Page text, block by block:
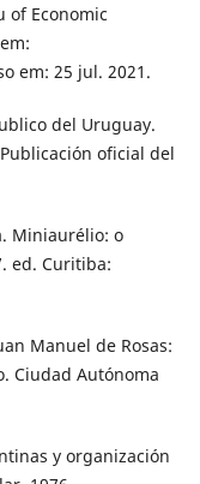
of Economic
em: 25 jul. 2021.
del Uruguay.
oficial del
Miniaurélio: o
ed. Curitiba:
Manuel de Rosas:
Ciudad Autónoma
y organización